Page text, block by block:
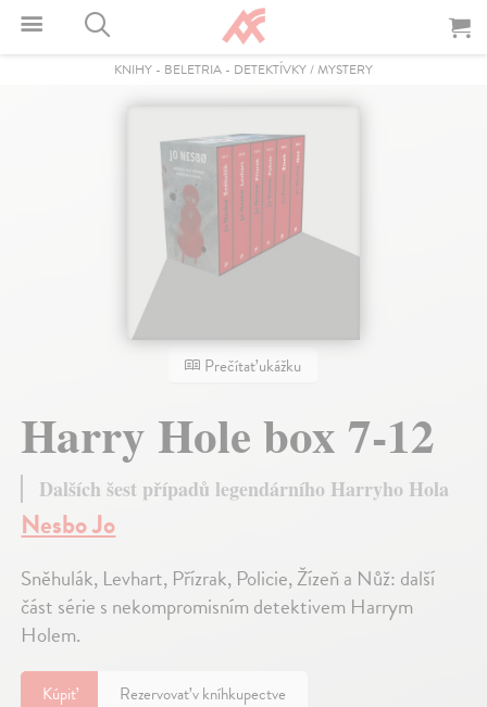
KNIHY - BELETRIA - DETEKTÍVKY / MYSTERY
Prečítať ukážku
Harry Hole box 7-12
Dalších šest případů legendárního Harryho Hola
Nesbo Jo
Sněhulák, Levhart, Přízrak, Policie, Žízeň a Nůž: další
část série s nekompromisním detektivem Harrym
Holem.
Kúpiť Rezervovať v kníhkupectve